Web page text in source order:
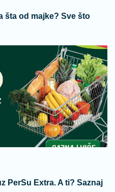
šta od majke? Sve što
PerSu Extra. A ti? Saznaj